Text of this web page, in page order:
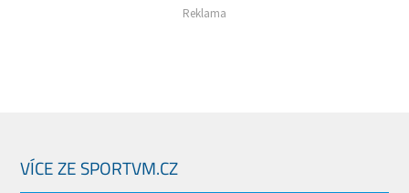
Reklama
VÍCE ZE SPORTVM.CZ